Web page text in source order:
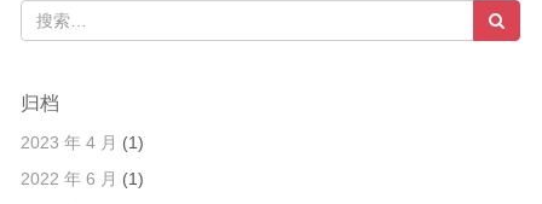
分
归档
2023 年 4 月 (1)
2022 年 6 月 (1)